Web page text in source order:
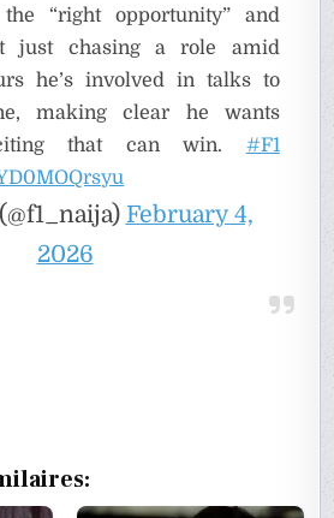
“right opportunity” and
just chasing a role amid
he’s involved in talks to
making clear he wants
that can win. #F1
February 4,
2026